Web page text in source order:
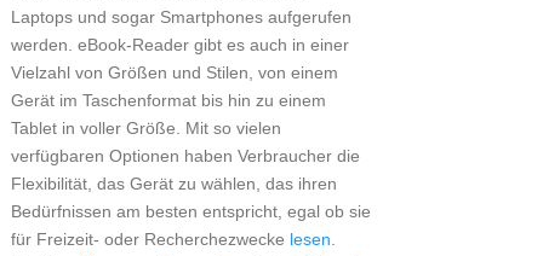
Laptops und sogar Smartphones aufgerufen
werden. eBook-Reader gibt es auch in einer
Vielzahl von Größen und Stilen, von einem
Gerät im Taschenformat bis hin zu einem
Tablet in voller Größe. Mit so vielen
verfügbaren Optionen haben Verbraucher die
Flexibilität, das Gerät zu wählen, das ihren
Bedürfnissen am besten entspricht, egal ob sie
für Freizeit- oder Recherchezwecke lesen